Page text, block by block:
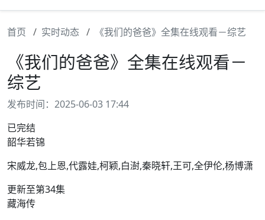
首页 实时动态 《我们的爸爸》全集在线观看－综艺
《我们的爸爸》全集在线观看－
综艺
发布时间：2025-06-03 17:44
已完结
韶华若锦
宋威龙,包上恩,代露娃,柯颖,白澍,秦晓轩,王可,全伊伦,杨博潇
更新至第34集
藏海传